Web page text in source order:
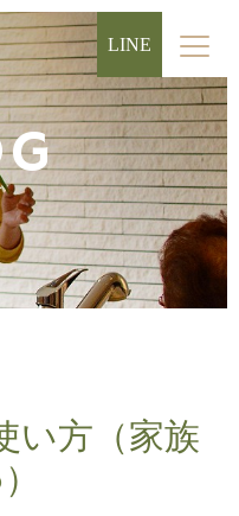
LINE
い方（家族